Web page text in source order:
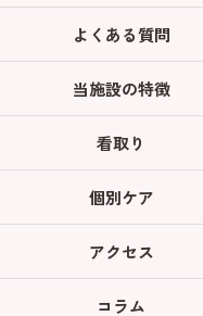
よくある質問
当施設の特徴
看取り
個別ケア
アクセス
コラム